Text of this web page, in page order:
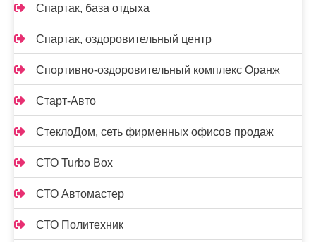
Спартак, база отдыха
Спартак, оздоровительный центр
Спортивно-оздоровительный комплекс Оранж
Старт-Авто
СтеклоДом, сеть фирменных офисов продаж
СТО Turbo Box
СТО Автомастер
СТО Политехник